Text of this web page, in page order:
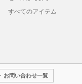
すべてのアイテム
お問い合わせ一覧